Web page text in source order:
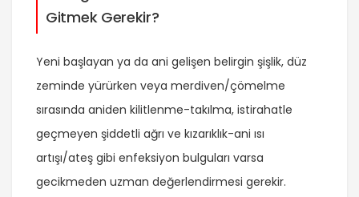
Gitmek Gerekir?
Yeni başlayan ya da ani gelişen belirgin şişlik, düz
zeminde yürürken veya merdiven/çömelme
sırasında aniden kilitlenme-takılma, istirahatle
geçmeyen şiddetli ağrı ve kızarıklık-ani ısı
artışı/ateş gibi enfeksiyon bulguları varsa
gecikmeden uzman değerlendirmesi gerekir.